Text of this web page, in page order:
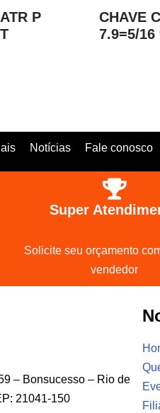
P
CHAVE
7.9=5/16
Notícias Fale conosco
Super
Solicite seu orçamento
vendedor
– Bonsucesso – Rio de
21041-150